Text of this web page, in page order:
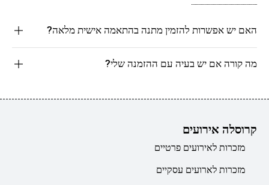
האם יש אפשרות להזמין מתנה בהתאמה אישית מלאה?
מה קורה אם יש בעיה עם ההזמנה שלי?
קרוסלה אירועים
מזכרות לאירועים פרטיים
מזכרות לארועים עסקיים